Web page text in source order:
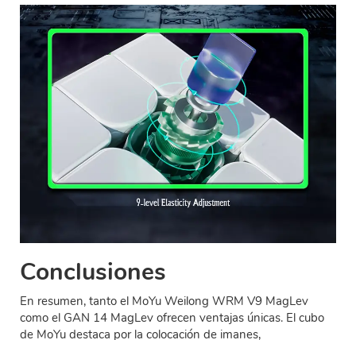
Conclusiones
En resumen, tanto el MoYu Weilong WRM V9 MagLev
como el GAN 14 MagLev ofrecen ventajas únicas. El cubo
de MoYu destaca por la colocación de imanes,